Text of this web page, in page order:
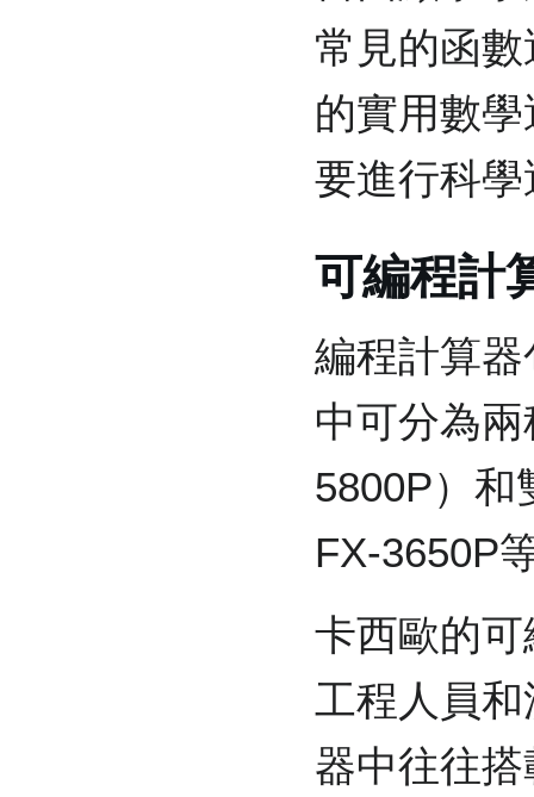
常見的函
的實用數
要進行科
可編程計
編程計算
中可分為
5800P）和
FX-3650P
卡西歐的
工程人員
器中往往